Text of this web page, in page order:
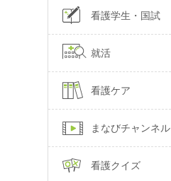
看護学生・国試
就活
看護ケア
まなびチャンネル
看護クイズ